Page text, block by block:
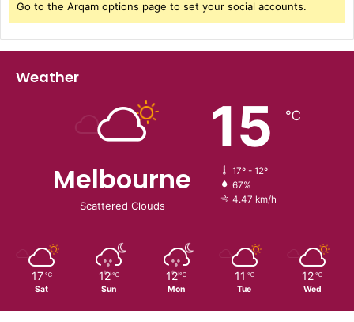
Go to the Arqam options page to set your social accounts.
Weather
Melbourne
Scattered Clouds
15 ℃
17º - 12º
67%
4.47 km/h
17 ℃
Sat
12 ℃
Sun
12 ℃
Mon
11 ℃
Tue
12 ℃
Wed